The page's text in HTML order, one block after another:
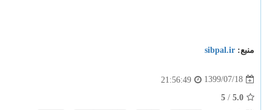
منبع: sibpal.ir
1399/07/18
21:56:49
5.0
/
5